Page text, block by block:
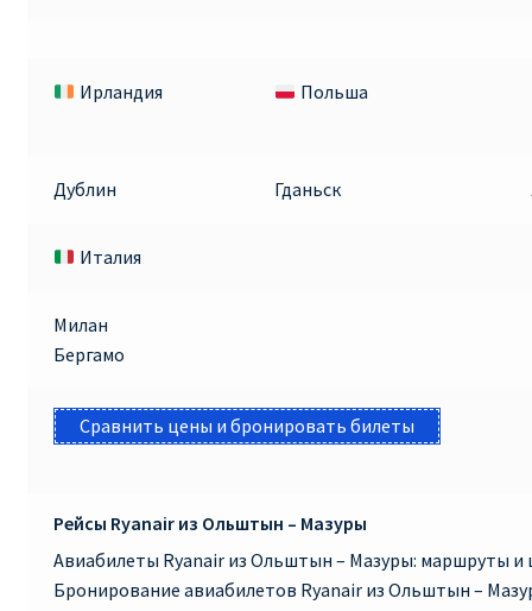
Ирландия
Польша
Дублин Гданьск
Италия
Милан
Бергамо
Сравнить цены и бронировать билеты
Рейсы Ryanair из Ольштын – Мазуры
Авиабилеты Ryanair из Ольштын – Мазуры: маршруты и
Бронирование авиабилетов Ryanair из Ольштын –